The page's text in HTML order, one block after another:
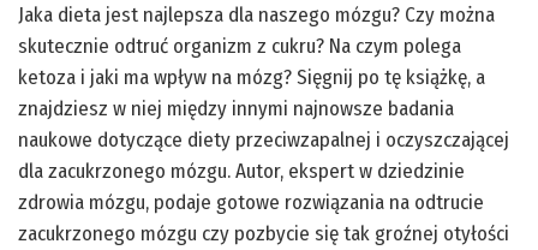
Jaka dieta jest najlepsza dla naszego mózgu? Czy można
skutecznie odtruć organizm z cukru? Na czym polega
ketoza i jaki ma wpływ na mózg? Sięgnij po tę książkę, a
znajdziesz w niej między innymi najnowsze badania
naukowe dotyczące diety przeciwzapalnej i oczyszczającej
dla zacukrzonego mózgu. Autor, ekspert w dziedzinie
zdrowia mózgu, podaje gotowe rozwiązania na odtrucie
zacukrzonego mózgu czy pozbycie się tak groźnej otyłości